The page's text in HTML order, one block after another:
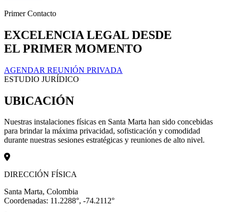
Primer Contacto
EXCELENCIA LEGAL DESDE
EL PRIMER MOMENTO
AGENDAR REUNIÓN PRIVADA
ESTUDIO JURÍDICO
UBICACIÓN
Nuestras instalaciones físicas en Santa Marta han sido concebidas
para brindar la máxima privacidad, sofisticación y comodidad
durante nuestras sesiones estratégicas y reuniones de alto nivel.
DIRECCIÓN FÍSICA
Santa Marta, Colombia
Coordenadas: 11.2288°, -74.2112°